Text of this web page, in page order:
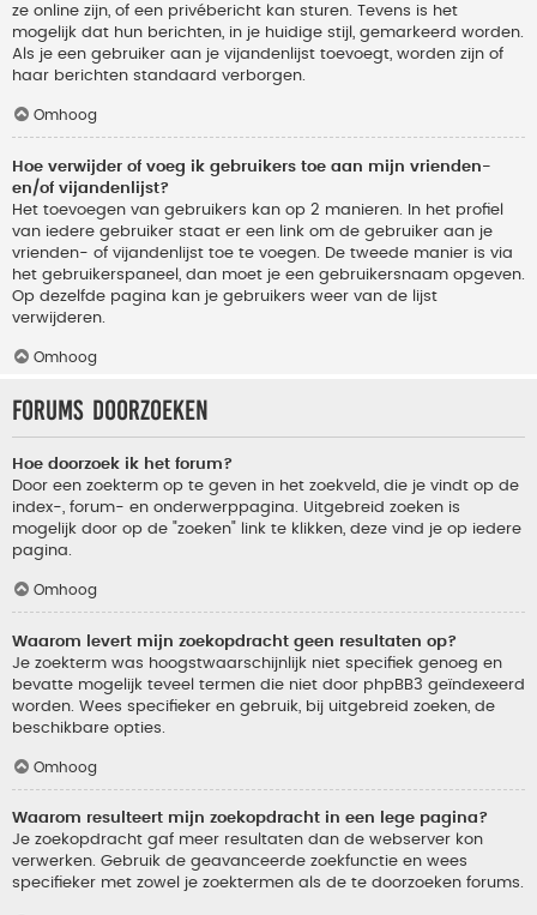
ze online zijn, of een privébericht kan sturen. Tevens is het
mogelijk dat hun berichten, in je huidige stijl, gemarkeerd worden.
Als je een gebruiker aan je vijandenlijst toevoegt, worden zijn of
haar berichten standaard verborgen.
Omhoog
Hoe verwijder of voeg ik gebruikers toe aan mijn vrienden-
en/of vijandenlijst?
Het toevoegen van gebruikers kan op 2 manieren. In het profiel
van iedere gebruiker staat er een link om de gebruiker aan je
vrienden- of vijandenlijst toe te voegen. De tweede manier is via
het gebruikerspaneel, dan moet je een gebruikersnaam opgeven.
Op dezelfde pagina kan je gebruikers weer van de lijst
verwijderen.
Omhoog
Forums doorzoeken
Hoe doorzoek ik het forum?
Door een zoekterm op te geven in het zoekveld, die je vindt op de
index-, forum- en onderwerppagina. Uitgebreid zoeken is
mogelijk door op de "zoeken" link te klikken, deze vind je op iedere
pagina.
Omhoog
Waarom levert mijn zoekopdracht geen resultaten op?
Je zoekterm was hoogstwaarschijnlijk niet specifiek genoeg en
bevatte mogelijk teveel termen die niet door phpBB3 geïndexeerd
worden. Wees specifieker en gebruik, bij uitgebreid zoeken, de
beschikbare opties.
Omhoog
Waarom resulteert mijn zoekopdracht in een lege pagina?
Je zoekopdracht gaf meer resultaten dan de webserver kon
verwerken. Gebruik de geavanceerde zoekfunctie en wees
specifieker met zowel je zoektermen als de te doorzoeken forums.